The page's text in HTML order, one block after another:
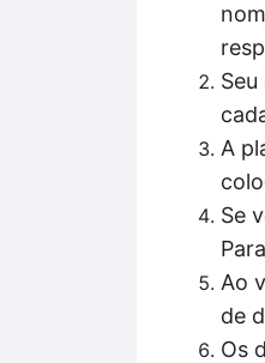
A
Se
Ao
de
Os